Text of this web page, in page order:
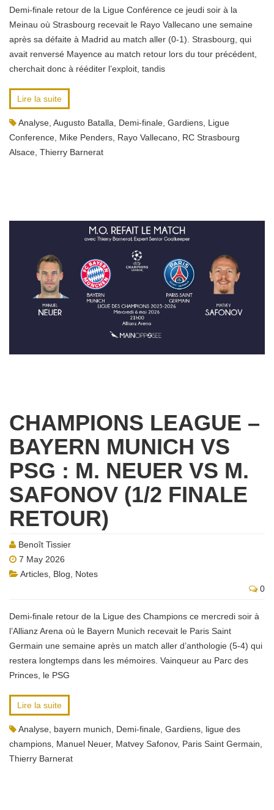
Demi-finale retour de la Ligue Conférence ce jeudi soir à la
Meinau où Strasbourg recevait le Rayo Vallecano une semaine
après sa défaite à Madrid au match aller (0-1). Strasbourg, qui
avait renversé Mayence au match retour lors du tour précédent,
cherchait donc à rééditer l’exploit, tandis
Lire la suite
Analyse Augusto Batalla Demi-finale Gardiens Ligue
Conference Mike Penders Rayo Vallecano RC Strasbourg
Alsace Thierry Barnerat
CHAMPIONS LEAGUE –
BAYERN MUNICH VS
PSG : M. NEUER VS M.
SAFONOV (1/2 FINALE
RETOUR)
Benoît Tissier
7 May 2026
Articles Blog
Notes
0
Demi-finale retour de la Ligue des Champions ce mercredi soir à
l’Allianz Arena où le Bayern Munich recevait le Paris Saint
Germain une semaine après un match aller d’anthologie (5-4) qui
restera longtemps dans les mémoires. Vainqueur au Parc des
Princes, le PSG
Lire la suite
Analyse bayern munich Demi-finale Gardiens ligue des
champions Manuel Neuer, Matvey Safonov, Paris Saint Germain
Thierry Barnerat